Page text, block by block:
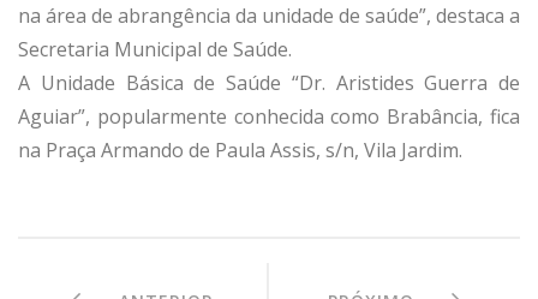
na área de abrangência da unidade de saúde”, destaca a
Secretaria Municipal de Saúde.
A Unidade Básica de Saúde “Dr. Aristides Guerra de
Aguiar”, popularmente conhecida como Brabância, fica
na Praça Armando de Paula Assis, s/n, Vila Jardim.